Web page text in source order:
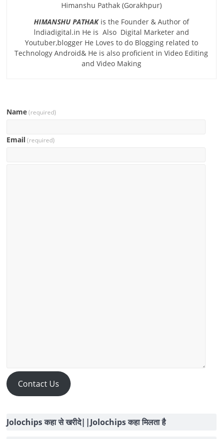
Himanshu Pathak (Gorakhpur)
HIMANSHU PATHAKis the Founder & Author of
lndiadigital.in He is Also Digital Marketer and
Youtuber,blogger He Loves to do Blogging related to
Technology Android& He is also proficient in Video Editing
and Video Making
Name (required)
Email (required)
Contact Us
Jolochips कहा से खरीदे||Jolochips कहा मिलता है